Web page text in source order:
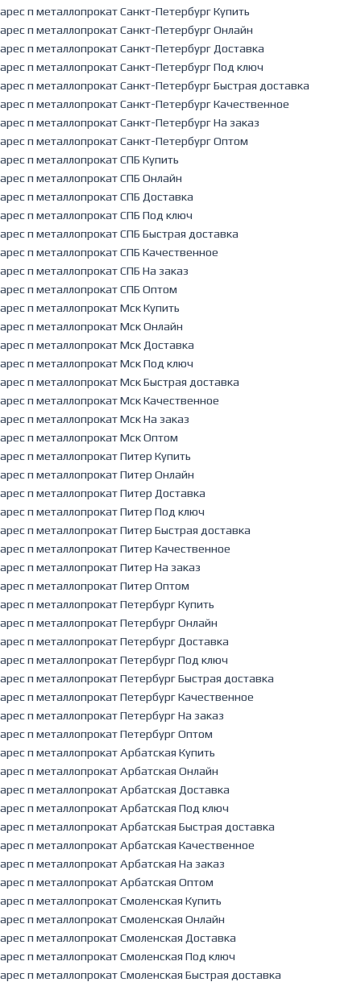
арес п металлопрокат Санкт-Петербург Купить
арес п металлопрокат Санкт-Петербург Онлайн
арес п металлопрокат Санкт-Петербург Доставка
арес п металлопрокат Санкт-Петербург Под ключ
арес п металлопрокат Санкт-Петербург Быстрая доставка
арес п металлопрокат Санкт-Петербург Качественное
арес п металлопрокат Санкт-Петербург На заказ
арес п металлопрокат Санкт-Петербург Оптом
арес п металлопрокат СПБ Купить
арес п металлопрокат СПБ Онлайн
арес п металлопрокат СПБ Доставка
арес п металлопрокат СПБ Под ключ
арес п металлопрокат СПБ Быстрая доставка
арес п металлопрокат СПБ Качественное
арес п металлопрокат СПБ На заказ
арес п металлопрокат СПБ Оптом
арес п металлопрокат Мск Купить
арес п металлопрокат Мск Онлайн
арес п металлопрокат Мск Доставка
арес п металлопрокат Мск Под ключ
арес п металлопрокат Мск Быстрая доставка
арес п металлопрокат Мск Качественное
арес п металлопрокат Мск На заказ
арес п металлопрокат Мск Оптом
арес п металлопрокат Питер Купить
арес п металлопрокат Питер Онлайн
арес п металлопрокат Питер Доставка
арес п металлопрокат Питер Под ключ
арес п металлопрокат Питер Быстрая доставка
арес п металлопрокат Питер Качественное
арес п металлопрокат Питер На заказ
арес п металлопрокат Питер Оптом
арес п металлопрокат Петербург Купить
арес п металлопрокат Петербург Онлайн
арес п металлопрокат Петербург Доставка
арес п металлопрокат Петербург Под ключ
арес п металлопрокат Петербург Быстрая доставка
арес п металлопрокат Петербург Качественное
арес п металлопрокат Петербург На заказ
арес п металлопрокат Петербург Оптом
арес п металлопрокат Арбатская Купить
арес п металлопрокат Арбатская Онлайн
арес п металлопрокат Арбатская Доставка
арес п металлопрокат Арбатская Под ключ
арес п металлопрокат Арбатская Быстрая доставка
арес п металлопрокат Арбатская Качественное
арес п металлопрокат Арбатская На заказ
арес п металлопрокат Арбатская Оптом
арес п металлопрокат Смоленская Купить
арес п металлопрокат Смоленская Онлайн
арес п металлопрокат Смоленская Доставка
арес п металлопрокат Смоленская Под ключ
арес п металлопрокат Смоленская Быстрая доставка